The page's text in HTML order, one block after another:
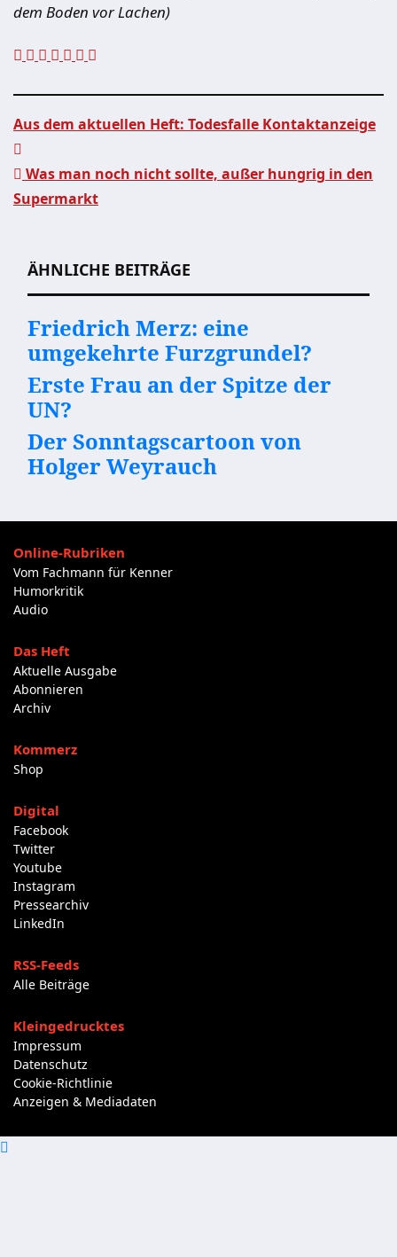
dem Boden vor Lachen)
Beitragsnavigation
Aus dem aktuellen Heft: Todesfalle Kontaktanzeige
Was man noch nicht sollte, außer hungrig in den
Supermarkt
ÄHNLICHE BEITRÄGE
Friedrich Merz: eine
umgekehrte Furzgrundel?
Erste Frau an der Spitze der
UN?
Der Sonntagscartoon von
Holger Weyrauch
Online-Rubriken
Vom Fachmann für Kenner
Humorkritik
Audio
Das Heft
Aktuelle Ausgabe
Abonnieren
Archiv
Kommerz
Shop
Digital
Facebook
Twitter
Youtube
Instagram
Pressearchiv
LinkedIn
RSS-Feeds
Alle Beiträge
Kleingedrucktes
Impressum
Datenschutz
Cookie-Richtlinie
Anzeigen & Mediadaten